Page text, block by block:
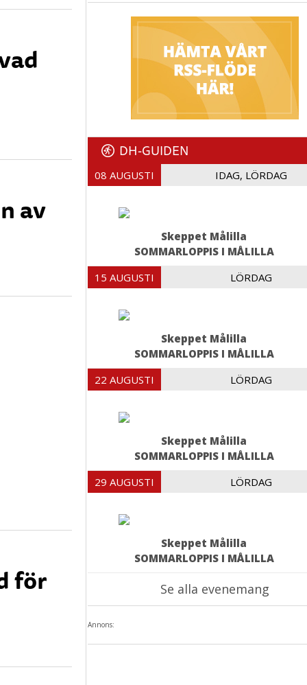
av
för
DH-GUIDEN
08 AUGUSTI IDAG, LÖRDAG
Skeppet Målilla
SOMMARLOPPIS I MÅLILLA
15 AUGUSTI LÖRDAG
Skeppet Målilla
SOMMARLOPPIS I MÅLILLA
22 AUGUSTI LÖRDAG
Skeppet Målilla
SOMMARLOPPIS I MÅLILLA
29 AUGUSTI LÖRDAG
Skeppet Målilla
SOMMARLOPPIS I MÅLILLA
Se alla evenemang
Annons: